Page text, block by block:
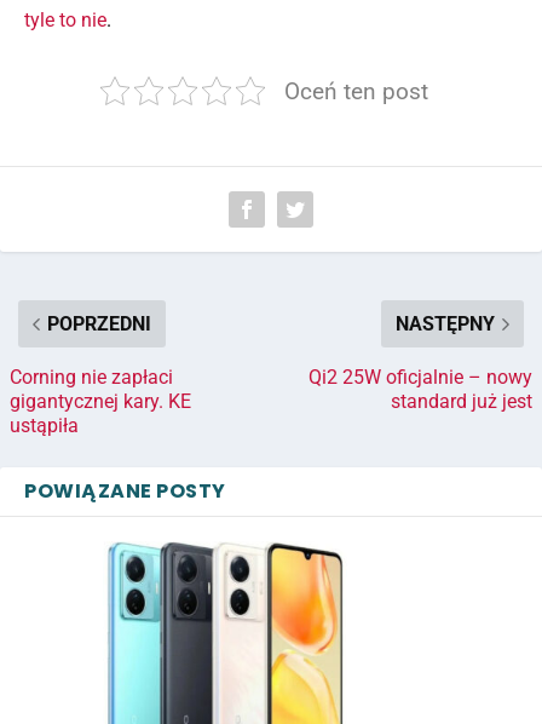
tyle to nie.
Oceń ten post
POPRZEDNI
Corning nie zapłaci
gigantycznej kary. KE
ustąpiła
NASTĘPNY
Qi2 25W oficjalnie – nowy
standard już jest
POWIĄZANE POSTY